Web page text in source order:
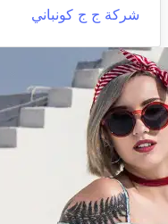
شركة ج ج كونباني